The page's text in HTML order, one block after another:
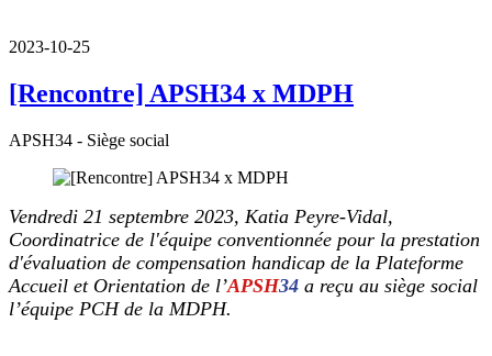
2023-10-25
[Rencontre] APSH34 x MDPH
APSH34 - Siège social
Vendredi 21 septembre 2023, Katia Peyre-Vidal,
Coordinatrice de l'équipe conventionnée pour la prestation
d'évaluation de compensation handicap de la Plateforme
Accueil et Orientation de l’APSH34 a reçu au siège social
l’équipe PCH de la MDPH.